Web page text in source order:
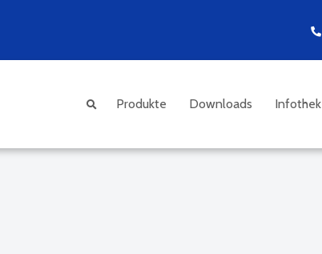
Produkte Downloads Infothek